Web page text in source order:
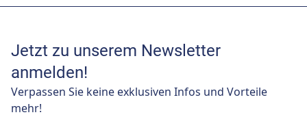
Jetzt zu unserem Newsletter
anmelden!
Verpassen Sie keine exklusiven Infos und Vorteile
mehr!